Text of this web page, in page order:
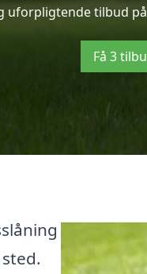
uforpligtende tilbud
Få 3